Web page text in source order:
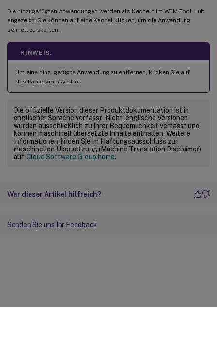
Die hinzugefügten Anwendungen werden als Kacheln im WEM Tool Hub
angezeigt. Sie können auf eine Kachel klicken, um die Anwendung
schnell zu starten.
HINWEIS:
Um eine hinzugefügte Anwendung zu entfernen, klicken Sie auf
das Papierkorbsymbol.
Die offizielle Version dieser Produktdokumentation ist in
englischer Sprache verfasst. Nicht-englische Versionen
wurden ausschließlich zu Ihrer Bequemlichkeit verfasst und
können maschinell übersetzte Inhalte enthalten. Weitere
Informationen finden Sie im Haftungsausschluss zur
maschinellen Übersetzung (Machine Translation Disclaimer)
auf Cloud Software Group home.
War dieser Artikel hilfreich?
Senden Sie uns Ihr Feedback